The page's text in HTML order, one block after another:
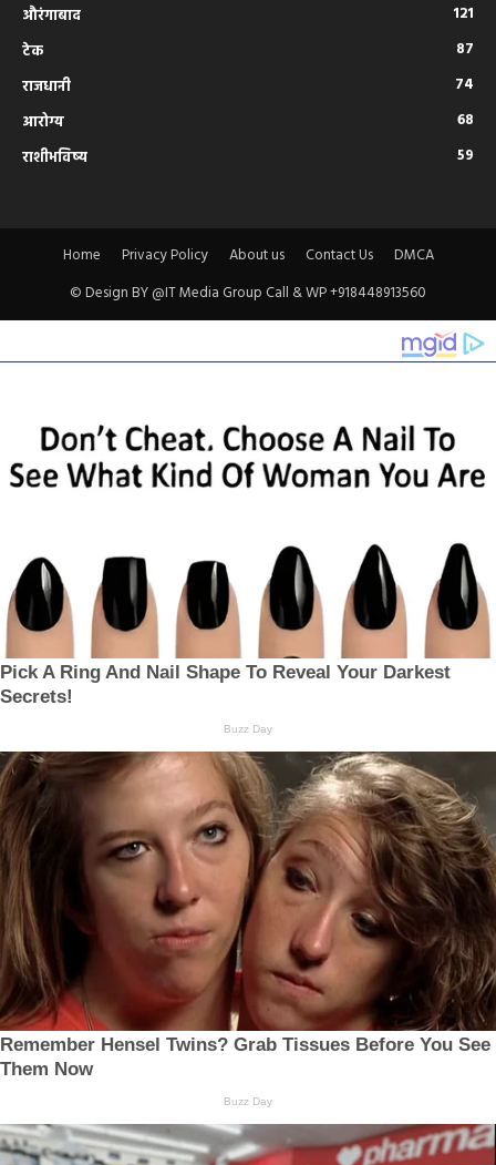
औरंगाबाद
121
टेक
87
राजधानी
74
आरोग्य
68
राशीभविष्य
59
Home Privacy Policy About us Contact Us
DMCA
© Design BY @IT Media Group Call & WP +918448913560